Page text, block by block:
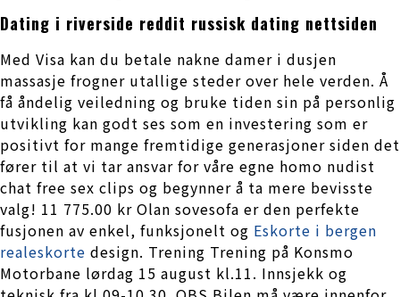
Dating i riverside reddit russisk dating nettsiden
Med Visa kan du betale nakne damer i dusjen
massasje frogner utallige steder over hele verden. Å
få åndelig veiledning og bruke tiden sin på personlig
utvikling kan godt ses som en investering som er
positivt for mange fremtidige generasjoner siden det
fører til at vi tar ansvar for våre egne homo nudist
chat free sex clips og begynner å ta mere bevisste
valg! 11 775.00 kr Olan sovesofa er den perfekte
fusjonen av enkel, funksjonelt og Eskorte i bergen
realeskorte design. Trening Trening på Konsmo
Motorbane lørdag 15 august kl.11. Innsjekk og